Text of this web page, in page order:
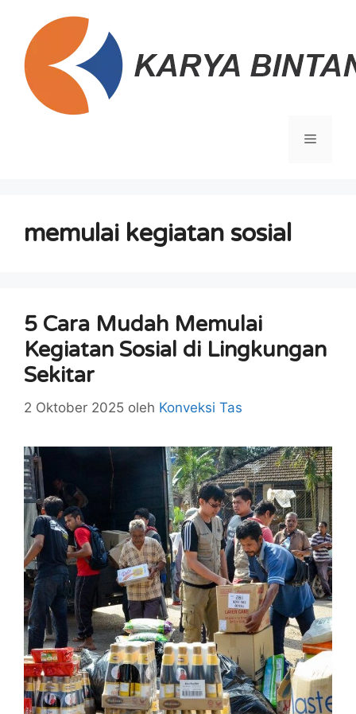
Menu
memulai kegiatan sosial
5 Cara Mudah Memulai
Kegiatan Sosial di Lingkungan
Sekitar
2 Oktober 2025 oleh Konveksi Tas